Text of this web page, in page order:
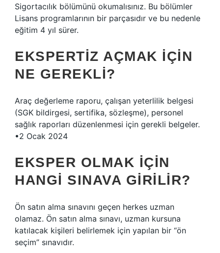
Sigortacılık bölümünü okumalısınız. Bu bölümler
Lisans programlarının bir parçasıdır ve bu nedenle
eğitim 4 yıl sürer.
EKSPERTIZ AÇMAK IÇIN
NE GEREKLI?
Araç değerleme raporu, çalışan yeterlilik belgesi
(SGK bildirgesi, sertifika, sözleşme), personel
sağlık raporları düzenlenmesi için gerekli belgeler.
•2 Ocak 2024
EKSPER OLMAK IÇIN
HANGI SINAVA GIRILIR?
Ön satın alma sınavını geçen herkes uzman
olamaz. Ön satın alma sınavı, uzman kursuna
katılacak kişileri belirlemek için yapılan bir “ön
seçim” sınavıdır.